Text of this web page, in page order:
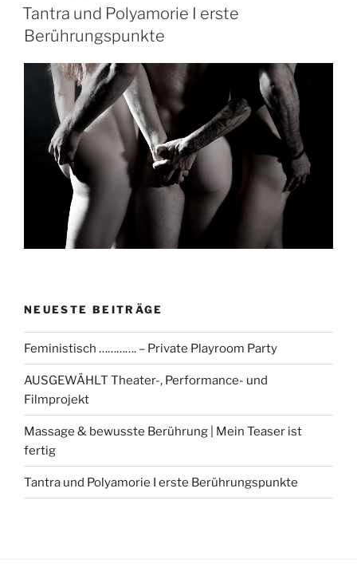
AM
Tantra und Polyamorie I erste
Berührungspunkte
NEUESTE BEITRÄGE
Feministisch …………. – Private Playroom Party
AUSGEWÄHLT Theater-, Performance- und
Filmprojekt
Massage & bewusste Berührung | Mein Teaser ist
fertig
Tantra und Polyamorie I erste Berührungspunkte